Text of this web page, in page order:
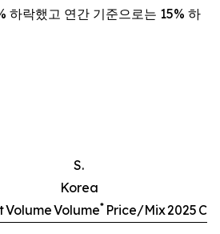
하락했고 연간 기준으로는 15% 하
Volume
S.
Korea
Volume* Price/Mix2025